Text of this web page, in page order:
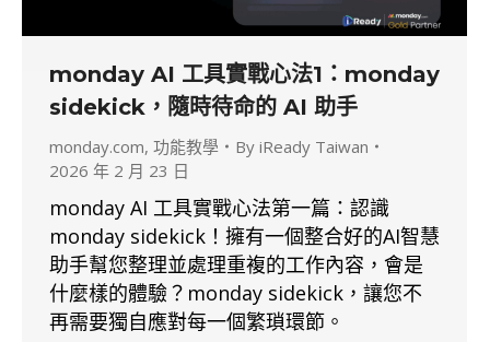
monday AI 工具實戰心法1：monday
sidekick，隨時待命的 AI 助手
monday.com, 功能教學 By iReady Taiwan
2026 年 2 月 23 日
monday AI 工具實戰心法第一篇：認識
monday sidekick！擁有一個整合好的AI智慧
助手幫您整理並處理重複的工作內容，會是
什麼樣的體驗？monday sidekick，讓您不
再需要獨自應對每一個繁瑣環節。